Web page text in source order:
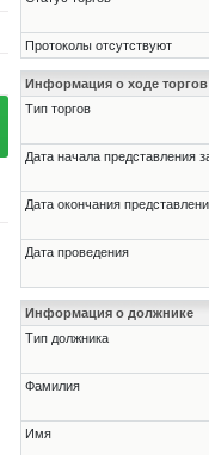
Протоколы отсутствуют
Информация о ходе торгов
Тип торгов
Дата начала представления
Дата окончания
Дата проведения
Информация о должнике
Тип должника
Фамилия
Имя